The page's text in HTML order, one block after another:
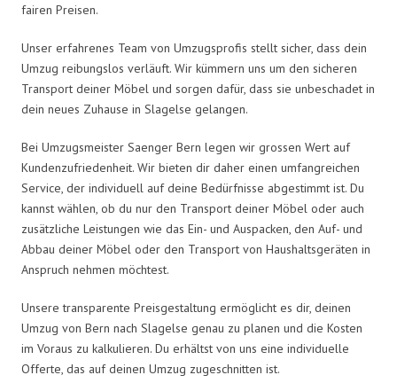
fairen Preisen.
Unser erfahrenes Team von Umzugsprofis stellt sicher, dass dein
Umzug reibungslos verläuft. Wir kümmern uns um den sicheren
Transport deiner Möbel und sorgen dafür, dass sie unbeschadet in
dein neues Zuhause in Slagelse gelangen.
Bei Umzugsmeister Saenger Bern legen wir grossen Wert auf
Kundenzufriedenheit. Wir bieten dir daher einen umfangreichen
Service, der individuell auf deine Bedürfnisse abgestimmt ist. Du
kannst wählen, ob du nur den Transport deiner Möbel oder auch
zusätzliche Leistungen wie das Ein- und Auspacken, den Auf- und
Abbau deiner Möbel oder den Transport von Haushaltsgeräten in
Anspruch nehmen möchtest.
Unsere transparente Preisgestaltung ermöglicht es dir, deinen
Umzug von Bern nach Slagelse genau zu planen und die Kosten
im Voraus zu kalkulieren. Du erhältst von uns eine individuelle
Offerte, das auf deinen Umzug zugeschnitten ist.